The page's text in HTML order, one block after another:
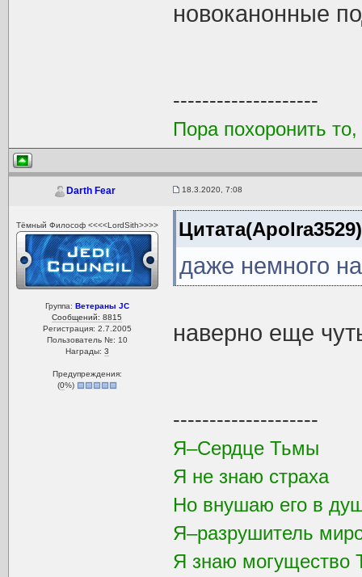
новоканонные
--------------------
Пора похоронить
Darth Fear 18.3.2020, 7:08
Тёмный Философ <<<<LordSith>>>>
Группа: Ветераны JC
Сообщений: 8815
Регистрация: 2.7.2005
Пользователь №: 10
Награды: 3
Предупреждения:
(0%)
Цитата(Apolra3529)
даже немного
наверно еще
--------------------
Я–Сердце Тьмы
Я не знаю страха
Но внушаю его в
Я–разрушитель
Я знаю могущество